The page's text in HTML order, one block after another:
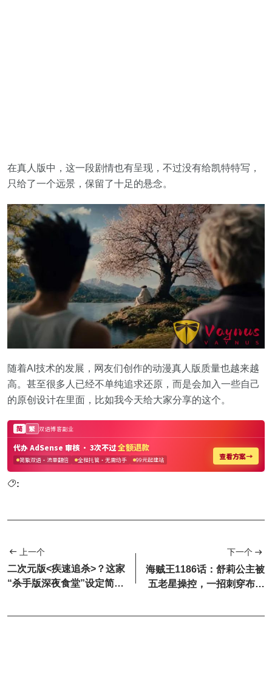
在真人版中，这一段剧情也有呈现，不过没有给凯特特写，
只给了一个远景，保留了十足的悬念。
随着AI技术的发展，网友们创作的动漫真人版质量也越来越
高。甚至很多人已经不单纯追求还原，而是会加入一些自己
的原创设计在里面，比如我今天给大家分享的这个。
:
上一个
二次元版<疾速追杀>？这家
“杀手版深夜食堂”设定简直
下一个
海贼王1186话：舒莉公主被
五老星操控，一招刺穿布鲁